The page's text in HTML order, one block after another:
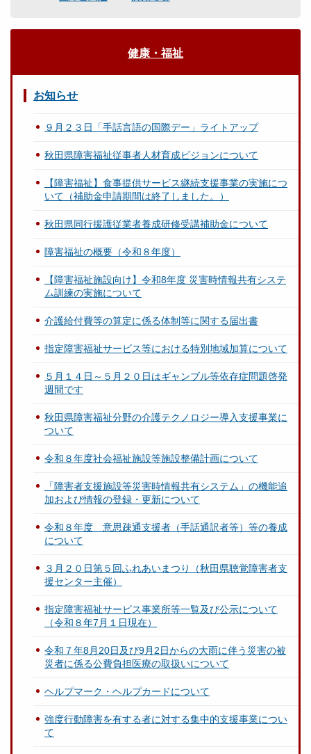
健康・福祉
お知らせ
９月２３日「手話言語の国際デー」ライトアップ
秋田県障害福祉従事者人材育成ビジョンについて
【障害福祉】食事提供サービス継続支援事業の実施につ
いて（補助金申請期間は終了しました。）
秋田県同行援護従業者養成研修受講補助金について
障害福祉の概要（令和８年度）
【障害福祉施設向け】令和8年度 災害時情報共有システ
ム訓練の実施について
介護給付費等の算定に係る体制等に関する届出書
指定障害福祉サービス等における特別地域加算について
５月１４日～５月２０日はギャンブル等依存症問題啓発
週間です
秋田県障害福祉分野の介護テクノロジー導入支援事業に
ついて
令和８年度社会福祉施設等施設整備計画について
「障害者支援施設等災害時情報共有システム」の機能追
加および情報の登録・更新について
令和８年度 意思疎通支援者（手話通訳者等）等の養成
について
３月２０日第５回ふれあいまつり（秋田県聴覚障害者支
援センター主催）
指定障害福祉サービス事業所等一覧及び公示について
（令和８年7月１日現在）
令和７年8月20日及び9月2日からの大雨に伴う災害の被
災者に係る公費負担医療の取扱いについて
ヘルプマーク・ヘルプカードについて
強度行動障害を有する者に対する集中的支援事業につい
て